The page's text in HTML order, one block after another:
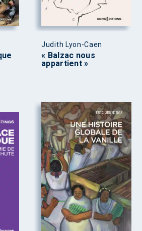
Judith Lyon-Caen
« Balzac nous
appartient »